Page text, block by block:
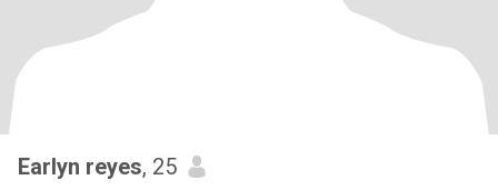
Earlyn reyes, 25